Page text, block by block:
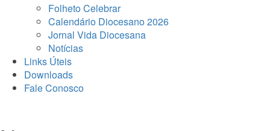
Folheto Celebrar
Calendário Diocesano 2026
Jornal Vida Diocesana
Notícias
Links Úteis
Downloads
Fale Conosco